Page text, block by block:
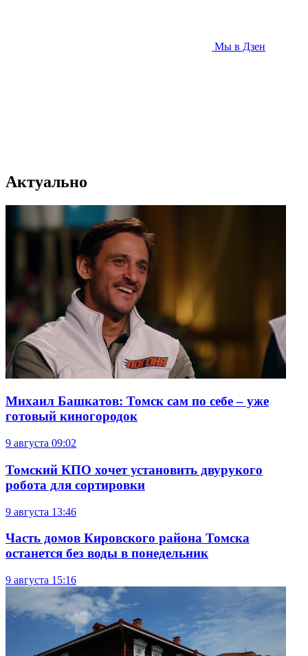
Мы в Дзен
Актуально
Михаил Башкатов: Томск сам по себе – уже
готовый киногородок
9 августа 09:02
Томский КПО хочет установить двурукого
робота для сортировки
9 августа 13:46
Часть домов Кировского района Томска
останется без воды в понедельник
9 августа 15:16